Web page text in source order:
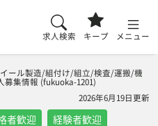
求人検索 キープ メニュー
ール製造/組付け/組立/検査/運搬/機
募集情報 (fukuoka-1201)
2026年6月19日更新
者歓迎
経験者歓迎